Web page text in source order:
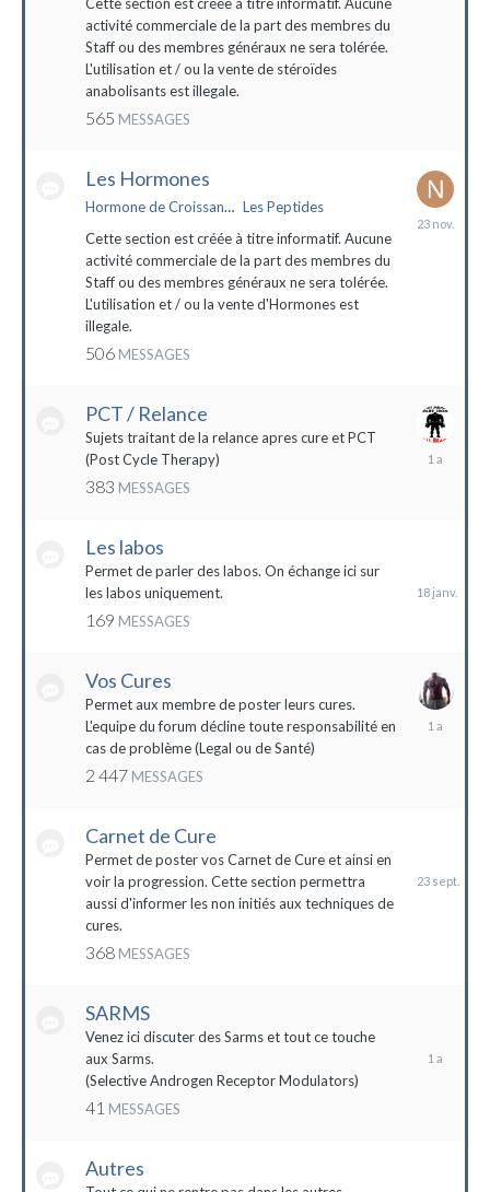
Cette section est créée à titre informatif. Aucune
activité commerciale de la part des membres du
Staff ou des membres généraux ne sera tolérée.
L'utilisation et / ou la vente de stéroïdes
anabolisants est illegale.
565 MESSAGES
Les Hormones
Hormone de Croissance (HGH) Les Peptides
Cette section est créée à titre informatif. Aucune
activité commerciale de la part des membres du
Staff ou des membres généraux ne sera tolérée.
L'utilisation et / ou la vente d'Hormones est
illegale.
506 MESSAGES
23
PCT / Relance
Sujets traitant de la relance apres cure et PCT
(Post Cycle Therapy)
383 MESSAGES
13
Les labos
Permet de parler des labos. On échange ici sur
les labos uniquement.
169 MESSAGES
Vos Cures
Permet aux membre de poster leurs cures.
L'equipe du forum décline toute responsabilité en
cas de problème (Legal ou de Santé)
2 447 MESSAGES
28
Carnet de Cure
Permet de poster vos Carnet de Cure et ainsi en
voir la progression. Cette section permettra
aussi d'informer les non initiés aux techniques de
cures.
368 MESSAGES
2023
SARMS
Venez ici discuter des Sarms et tout ce touche
aux Sarms.
(Selective Androgen Receptor Modulators)
41 MESSAGES
2022
Autres